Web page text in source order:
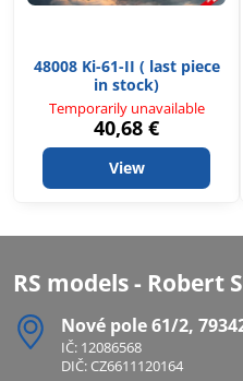
48008 Ki-61-II ( last piece
in stock)
Temporarily unavailable
40,68 €
View
RS models - Robert
Nové pole 61/2,
IČ: 12086568
DIČ: CZ6611120164